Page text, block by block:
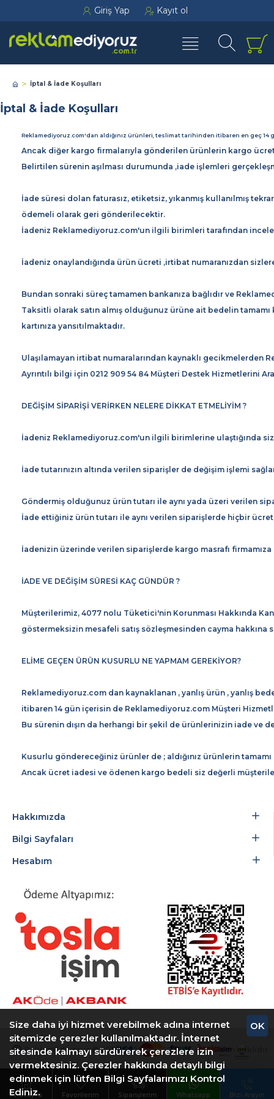
Giriş Yap Kayıt ol
İptal & İade Koşulları
İptal & İade Koşulları
Reklamediyoruz.com'dan aldığınız ürünleri, teslimat tarihinden itibaren en geç
Ancak diğer kargo firmalarıyla gönderilen ürünlerin kargo
Belirtilen sürenin aşılması durumunda ,iade işlemleri
İade süresi dolan faturasız, etiketsiz, yıkanmış kullanılmış
ödemeli olarak geri gönderilecektir.
İadeniz Reklamediyoruz.com'un ilgili birimleri tarafından
İadeniz onaylandığında ürün ücreti ,irtibat numaranızdan
Bundan sonraki süreç tamamen bankanıza bağlıdır ve
Taksitli olarak satın almış olduğunuz ürüne ait bedelin
kartınıza yansıtılmaktadır.
Ulaşılamayan irtibat numaralarından kaynaklı gecikmelerden
Ayrıntılı bilgi için 0212 909 54 84 Müşteri Destek Hizmetlerini
DEĞİŞİM SİPARİŞİ VERİRKEN NELERE DİKKAT ETMELİYİM ?
İadeniz Reklamediyoruz.com'un ilgili birimlerine ulaştığında
İade tutarınızın altında verilen siparişler de değişim işlemi
Göndermiş olduğunuz ürün tutarı ile aynı yada üzeri verilen
İade ettiğiniz ürün tutarı ile aynı verilen siparişlerde hiçbir
İadenizin üzerinde verilen siparişlerde kargo masrafı
İADE VE DEĞİŞİM SÜRESİ KAÇ GÜNDÜR ?
Müşterilerimiz, 4077 nolu Tüketici'nin Korunması Hakkında
göstermeksizin mesafeli satış sözleşmesinden cayma hakkına
ELİME GEÇEN ÜRÜN KUSURLU NE YAPMAM GEREKİYOR?
Reklamediyoruz.com dan kaynaklanan , yanlış ürün , yanlış
itibaren 14 gün içerisin de Reklamediyoruz.com Müşteri
Bu sürenin dışın da herhangi bir şekil de ürünlerinizin iade ve
Kusurlu göndereceğiniz ürünler de ; aldığınız ürünlerin
Ancak ücret iadesi ve ödenen kargo bedeli siz değerli
Hakkımızda
Bilgi Sayfaları
Hesabım
ReklamEdiyoruz © 2018-2026 ARTCOM - Tüm Hakları Saklıdır.
Anasayfa Favorilerim Siparişlerim Whatsapp Bizi Arayın
OK
Size daha iyi hizmet verebilmek adına internet
sitemizde çerezler kullanılmaktadır. İnternet
sitesinde kalmayı sürdürerek çerezlere izin
vermektesiniz. Çerezler hakkında detaylı bilgi
edinmek için lütfen Bilgi Sayfalarımızı Kontrol
Ediniz.